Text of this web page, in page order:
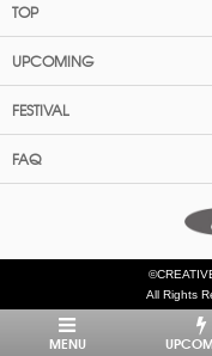
TOP
UPCOMING
FESTIVAL
FAQ
All Rights
MENU